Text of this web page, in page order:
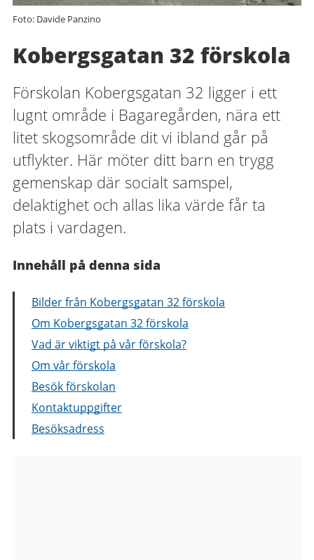
Foto: Davide Panzino
Kobergsgatan 32 förskola
Förskolan Kobergsgatan 32 ligger i ett
lugnt område i Bagaregården, nära ett
litet skogsområde dit vi ibland går på
utflykter. Här möter ditt barn en trygg
gemenskap där socialt samspel,
delaktighet och allas lika värde får ta
plats i vardagen.
Innehåll på denna sida
Bilder från Kobergsgatan 32 förskola
Om Kobergsgatan 32 förskola
Vad är viktigt på vår förskola?
Om vår förskola
Besök förskolan
Kontaktuppgifter
Besöksadress